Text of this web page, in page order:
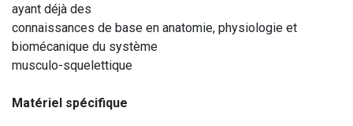
ayant déjà des
connaissances de base en anatomie, physiologie et
biomécanique du système
musculo-squelettique
Matériel spécifique